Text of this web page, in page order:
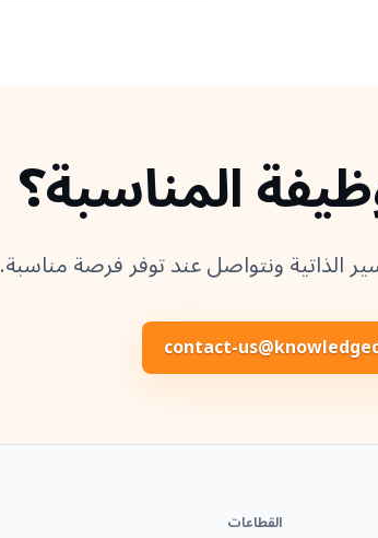
المناسبة؟
الذاتية ونتواصل عند توفر فرصة مناسبة.
contact-
القطاعات